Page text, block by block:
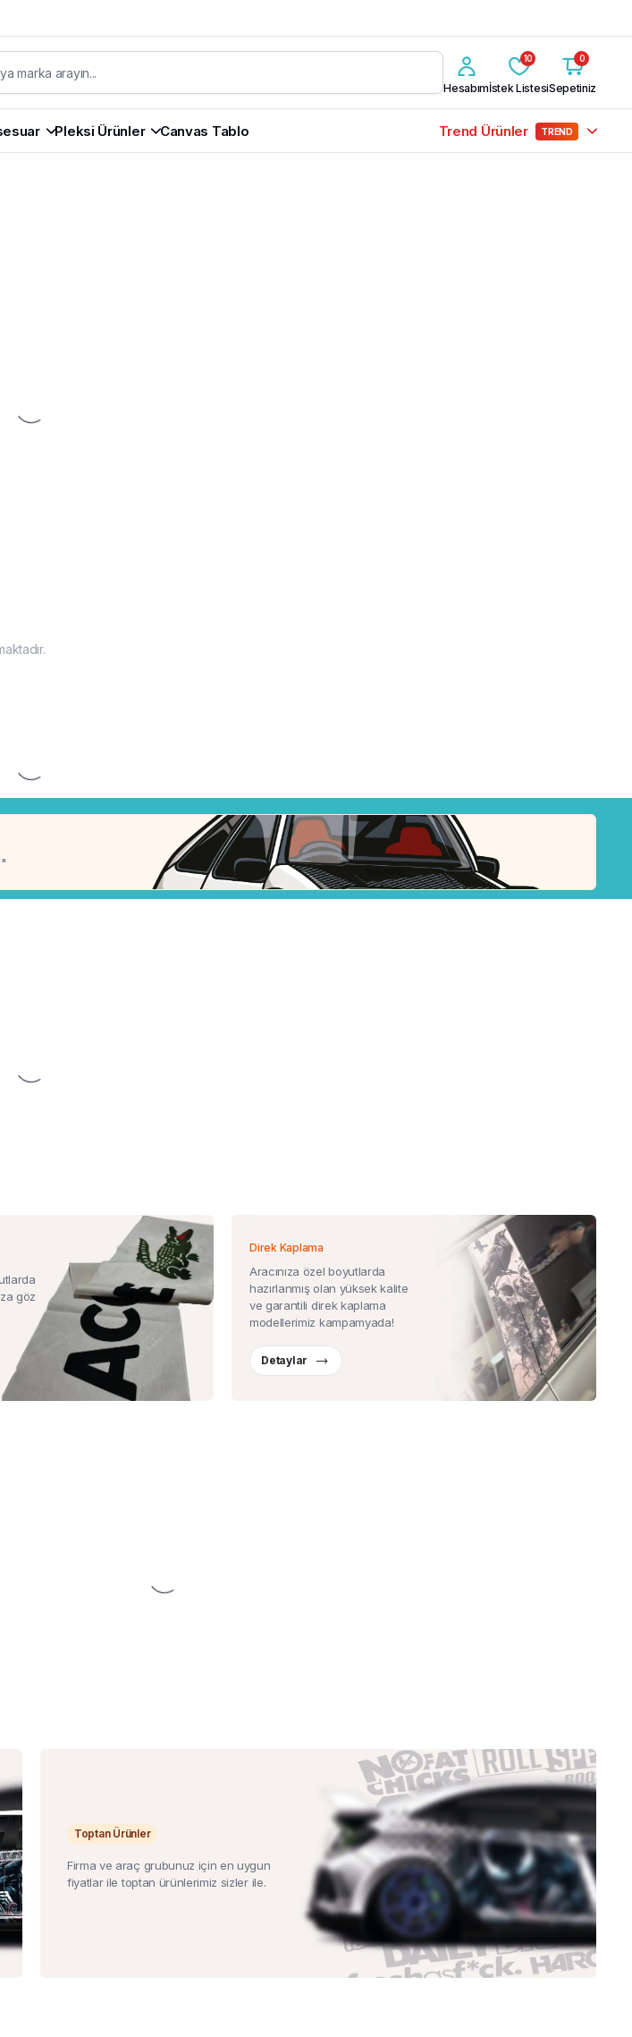
Hesabım
10
İstek Listesi
0
Sepetiniz
Pleksi Ürünler Canvas Tablo Trend Ürünler TREND
göz
Direk Kaplama
Aracınıza özel boyutlarda
hazırlanmış olan yüksek kalite
ve garantili direk kaplama
modellerimiz kampamyada!
Detaylar
Toptan Ürünler
Firma ve araç grubunuz için en uygun
fiyatlar ile toptan ürünlerimiz sizler ile.